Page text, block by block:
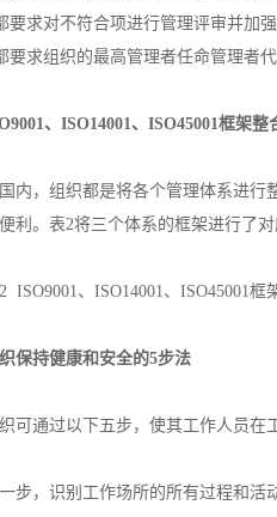
要求对不符合项进行管理评审并加强
要求组织的最高管理者任命管理者
、ISO14001、ISO45001框架整
内，组织都是将各个管理体系进行
利。表2将三个体系的框架进行了对
ISO9001、ISO14001、ISO45001框
保持健康和安全的5步法
可通过以下五步，使其工作人员在
步，识别工作场所的所有过程和活